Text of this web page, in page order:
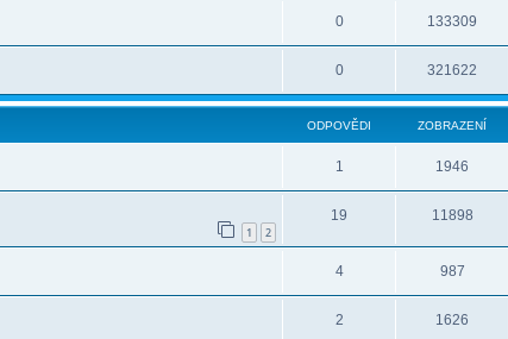
0 133309
0 321622
ODPOVĚDI ZOBRAZENÍ
1 1946
1 2
19 11898
4 987
2 1626